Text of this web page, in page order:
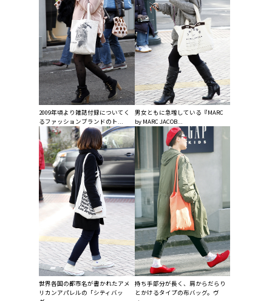
2009年頃より雑誌付録についてく
るファッションブランドのト...
男女ともに急増している『MARC
by MARC JACOB...
世界各国の都市名が書かれたアメ
リカンアパレルの「シティバッ
持ち手部分が長く、肩からだらり
とかけるタイプの布バッグ。ヴ